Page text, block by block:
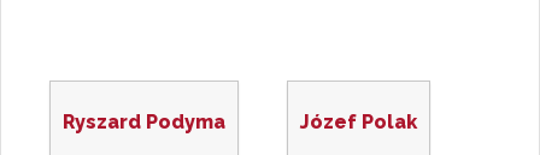
Ryszard Podyma Józef Polak